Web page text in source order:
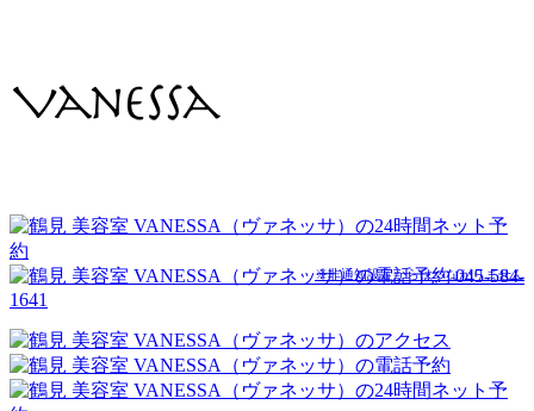
045-584-
1641
※非通知設定からはつながりません